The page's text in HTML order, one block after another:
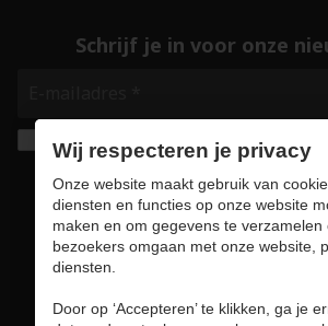
Schrijf je in voor onze
Ik geef de toestemming om mijn
bewaren en verwerken zoals
onzeprivacy statement. *
Wij respecteren je privacy
Onze website maakt gebruik van
diensten en functies op onze website
maken en om gegevens te verzamelen
bezoekers omgaan met onze website,
diensten.
Door op ‘Accepteren’ te klikken, ga je